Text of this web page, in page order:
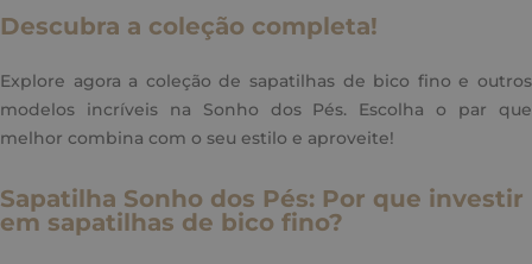
Descubra a coleção completa!
Explore agora a coleção de sapatilhas de bico fino e outros
modelos incríveis na Sonho dos Pés. Escolha o par que
melhor combina com o seu estilo e aproveite!
Sapatilha Sonho dos Pés: Por que investir
em sapatilhas de bico fino?